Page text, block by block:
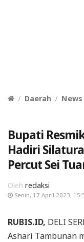
Daerah News
Bupati
Hadiri
Percut Sei
Oleh redaksi
Senin, 17 April 2023,
RUBIS.ID, DELI
Ashari Tambunan